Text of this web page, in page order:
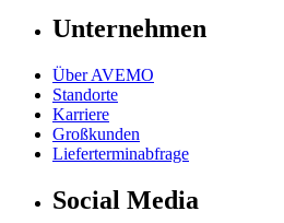
Unternehmen
Über AVEMO
Standorte
Karriere
Großkunden
Lieferterminabfrage
Social Media